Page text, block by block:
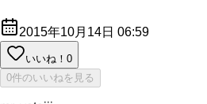
2015年10月14日 06:59
いいね！ 0
0件のいいねを見る